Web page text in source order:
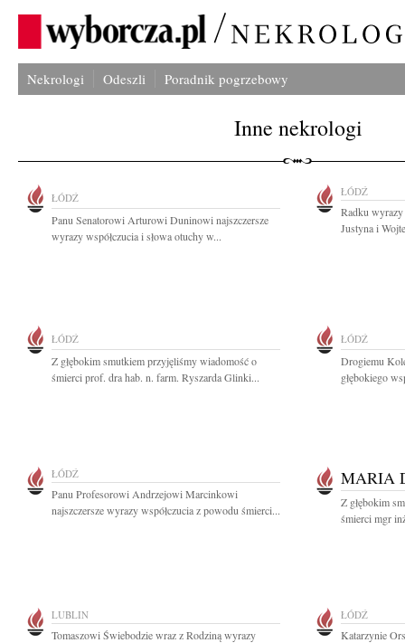
Nekrologi Odeszli Poradnik pogrzebowy
Inne nekrologi
ŁÓDŹ
Panu Senatorowi Arturowi Duninowi najszczersze
wyrazy współczucia i słowa otuchy w...
ŁÓDŹ
Radku wyrazy
Justyna i
ŁÓDŹ
Z głębokim smutkiem przyjęliśmy wiadomość o
śmierci prof. dra hab. n. farm. Ryszarda Glinki...
ŁÓDŹ
Drogiemu
głębokiego
ŁÓDŹ
Panu Profesorowi Andrzejowi Marcinkowi
najszczersze wyrazy współczucia z powodu śmierci...
MARIA
Z głębokim
śmierci mgr
LUBLIN
Tomaszowi Świebodzie wraz z Rodziną wyrazy
ŁÓDŹ
Katarzynie